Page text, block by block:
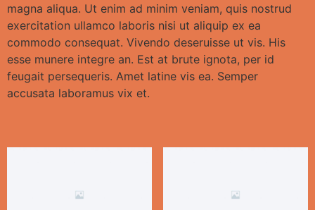
magna aliqua. Ut enim ad minim veniam, quis nostrud
exercitation ullamco laboris nisi ut aliquip ex ea
commodo consequat. Vivendo deseruisse ut vis. His
esse munere integre an. Est at brute ignota, per id
feugait persequeris. Amet latine vis ea. Semper
accusata laboramus vix et.